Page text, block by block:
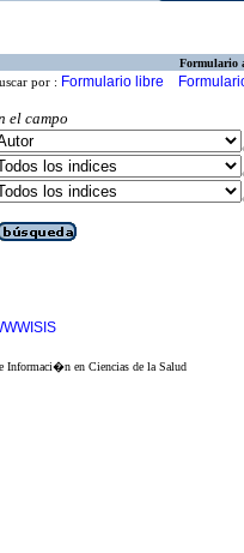
Formulario
por : Formulario libre
el campo
Informaci�n en Ciencias de la Salud